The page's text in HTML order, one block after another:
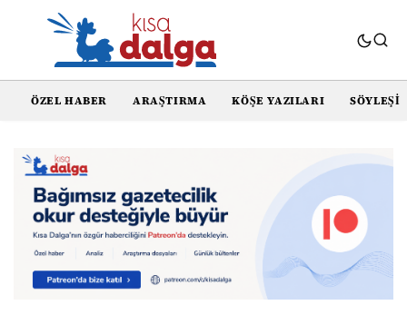
ÖZEL HABER ARAŞTIRMA KÖŞE YAZILARI SÖYLEŞI